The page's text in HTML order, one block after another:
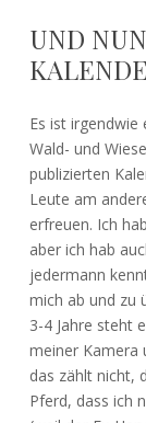
UND
Es ist irgendwie
Wald- und
publizierten
Leute am
erfreuen. Ich
aber ich hab
jedermann
mich ab und zu
3-4 Jahre steht
meiner Kamera
das zählt nicht,
Pferd, dass ich